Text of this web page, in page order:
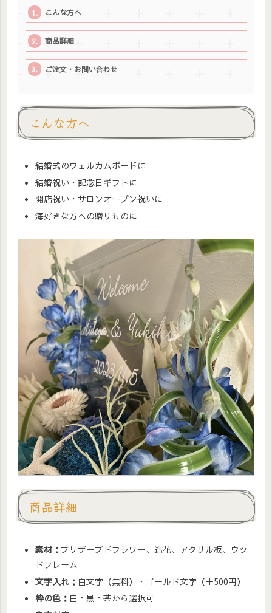
こんな方へ
商品詳細
ご注文・お問い合わせ
こんな方へ
結婚式のウェルカムボードに
結婚祝い・記念日ギフトに
開店祝い・サロンオープン祝いに
海好きな方への贈りものに
商品詳細
素材： プリザーブドフラワー、造花、アクリル板、ウッ
ドフレーム
文字入れ： 白文字（無料）・ゴールド文字（＋500円）
枠の色： 白・黒・茶から選択可